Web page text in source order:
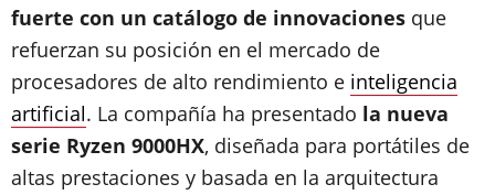
fuerte con un catálogo de innovaciones que
refuerzan su posición en el mercado de
procesadores de alto rendimiento e inteligencia
artificial. La compañía ha presentado la nueva
serie Ryzen 9000HX, diseñada para portátiles de
altas prestaciones y basada en la arquitectura